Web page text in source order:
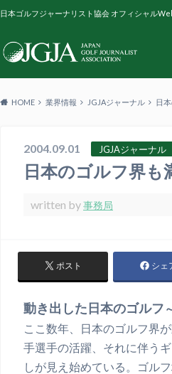
日本ゴルフジャーナリスト協会 オフィシャル
HOME 業界情報 JGJAジャーナル 日
2004.09.01 JGJAジャーナル
日本のゴルフ界
written by事務局
ポスト シェ
動き出した日本のゴルフ
ここ数年、日本のゴルフ界
手選手の活躍、それに伴う
しが見え始めている。ゴル